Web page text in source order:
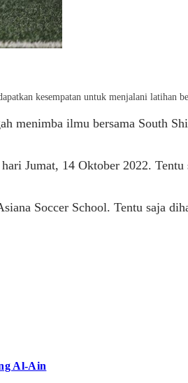
kesempatan untuk menjalani latihan
menimba ilmu bersama South
Jumat, 14 Oktober 2022.
Soccer School. Tentu saja
Al-Ain